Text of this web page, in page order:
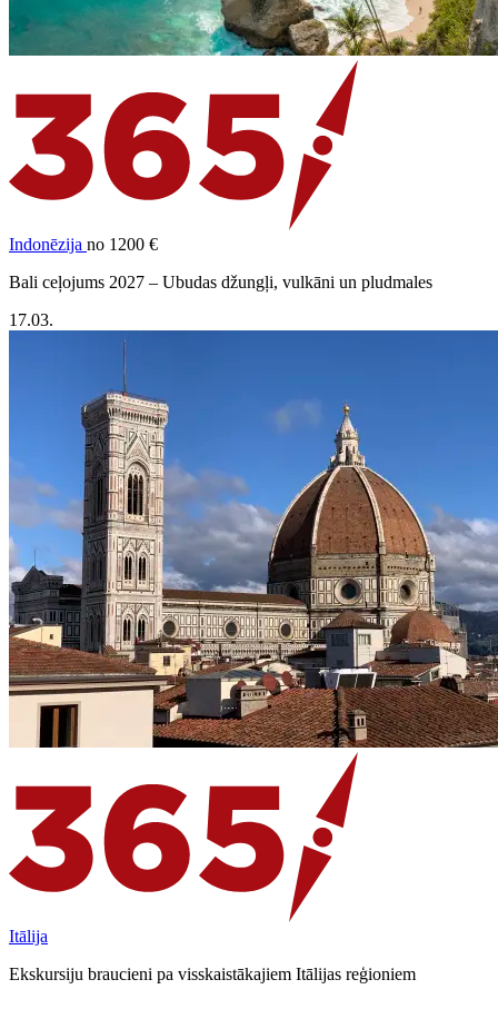
Indonēzija no 1200 €
Bali ceļojums 2027 – Ubudas džungļi, vulkāni un pludmales
17.03.
Itālija
Ekskursiju braucieni pa visskaistākajiem Itālijas reģioniem